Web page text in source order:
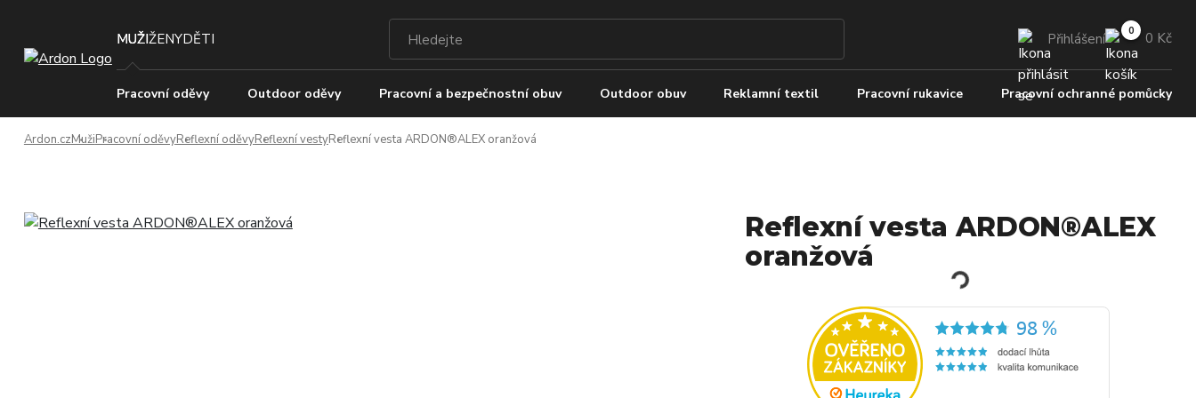
MUŽIŽENYDĚTI Přihlášení 0 Kč
Pracovní oděvy Outdoor oděvy Pracovní a bezpečnostní obuv Outdoor obuv Reklamní textil Pracovní rukavice Pracovní ochranné pomůcky
Ardon.czMužiPracovní oděvyReflexní oděvyReflexní vestyReflexní vesta ARDON®ALEX oranžová
Reflexní vesta ARDON®ALEX
oranžová